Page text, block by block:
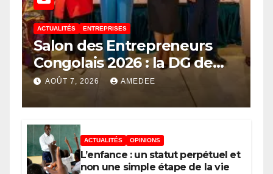
ACTUALITÉS ENTREPRISES
Salon des Entrepreneurs
Congolais 2026 : la DG de
l’ANAPI Rachel PUNGU
mobilise les investisseurs
RDC, destination phare de
l’investissement en Afrique
AOÛT 7, 2026 AMEDEE
ACTUALITÉS OPINIONS
L’enfance : un statut perpétuel et
non une simple étape de la vie